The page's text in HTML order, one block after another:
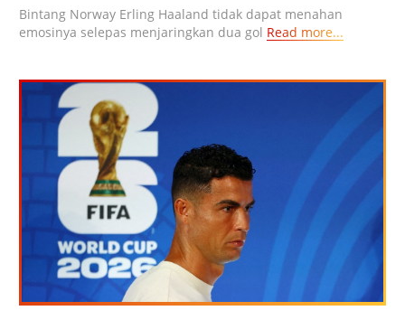
Bintang Norway Erling Haaland tidak dapat menahan
emosinya selepas menjaringkan dua gol Read more...